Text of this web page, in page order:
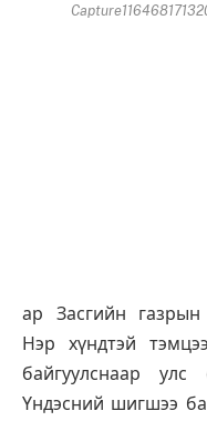
ар Засгийн газрын
Нэр хүндтэй
байгуулснаар улс
Үндэсний шигшээ